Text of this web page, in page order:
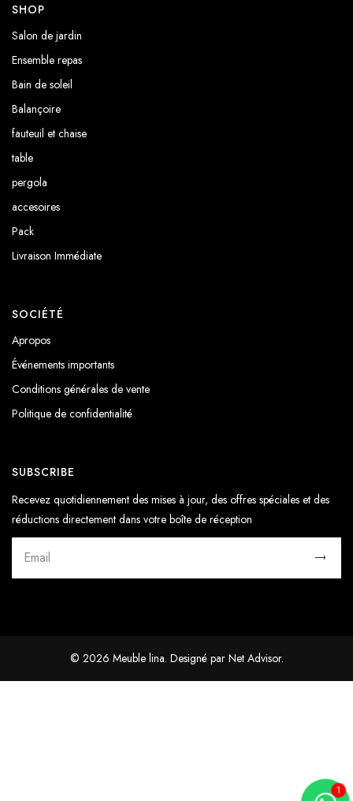
SHOP
Salon de jardin
Ensemble repas
Bain de soleil
Balançoire
fauteuil et chaise
table
pergola
accesoires
Pack
Livraison Immédiate
SOCIÉTÉ
Apropos
Événements importants
Conditions générales de vente
Politique de confidentialité
SUBSCRIBE
Recevez quotidiennement des mises à jour, des offres spéciales et des
réductions directement dans votre boîte de réception
© 2026 Meuble lina. Designé par Net Advisor.
1